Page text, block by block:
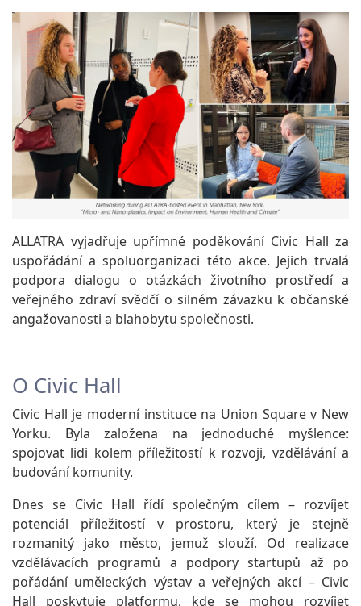
ALLATRA vyjadřuje upřímné poděkování Civic Hall za
uspořádání a spoluorganizaci této akce. Jejich trvalá
podpora dialogu o otázkách životního prostředí a
veřejného zdraví svědčí o silném závazku k občanské
angažovanosti a blahobytu společnosti.
O Civic Hall
Civic Hall je moderní instituce na Union Square v New
Yorku. Byla založena na jednoduché myšlence:
spojovat lidi kolem příležitostí k rozvoji, vzdělávání a
budování komunity.
Dnes se Civic Hall řídí společným cílem – rozvíjet
potenciál příležitostí v prostoru, který je stejně
rozmanitý jako město, jemuž slouží. Od realizace
vzdělávacích programů a podpory startupů až po
pořádání uměleckých výstav a veřejných akcí – Civic
Hall poskytuje platformu, kde se mohou rozvíjet